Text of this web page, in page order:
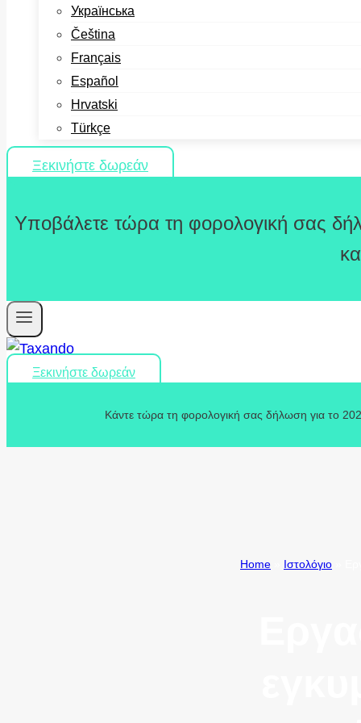
Українська
Čeština
Français
Español
Hrvatski
Türkçe
Ξεκινήστε δωρεάν
Υποβάλετε τώρα τη φορολογική σας
Ξεκινήστε δωρεάν
Κάντε τώρα τη φορολογική σας δήλωση για το
Home Ιστολόγιο